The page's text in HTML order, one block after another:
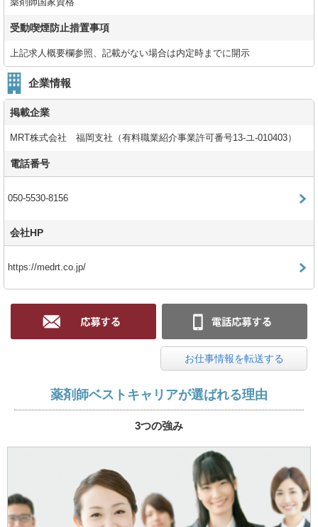
薬剤師国家資格
受動喫煙防止措置事項
上記求人概要欄参照、記載がない場合は内定時までに開示
企業情報
掲載企業
MRT株式会社 福岡支社（有料職業紹介事業許可番号13-ユ-010403）
電話番号
050-5530-8156
会社HP
https://medrt.co.jp/
お仕事情報を転送する
薬剤師ベストキャリアが選ばれる理由
3つの強み